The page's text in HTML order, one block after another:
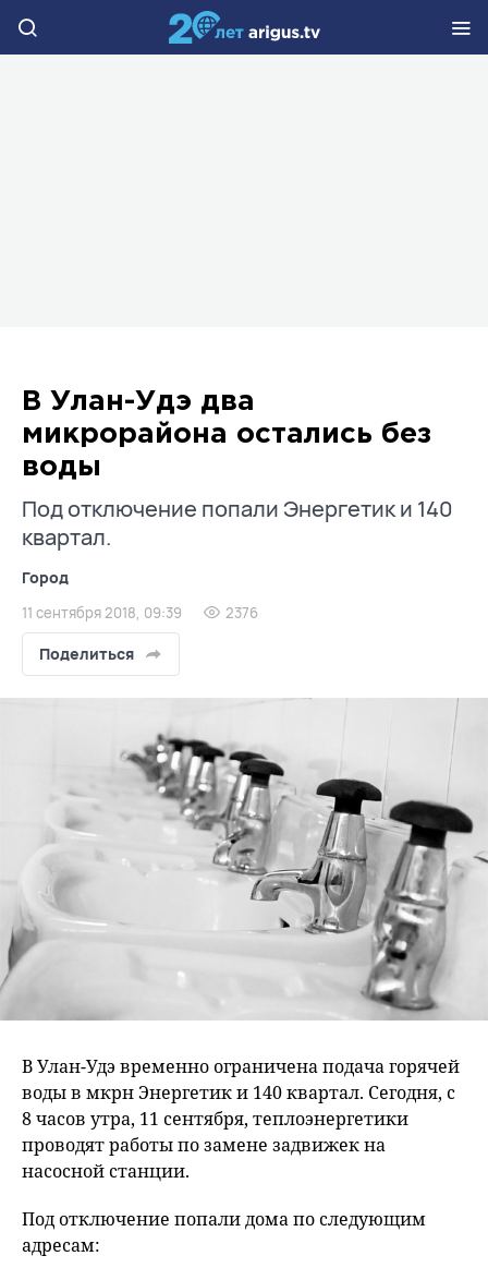
В Улан-Удэ два
микрорайона остались без
воды
Под отключение попали Энергетик и 140
квартал.
Город
11 сентября 2018, 09:39 2376
Поделиться
В Улан-Удэ временно ограничена подача горячей
воды в мкрн Энергетик и 140 квартал. Сегодня, с
8 часов утра, 11 сентября, теплоэнергетики
проводят работы по замене задвижек на
насосной станции.
Под отключение попали дома по следующим
адресам: